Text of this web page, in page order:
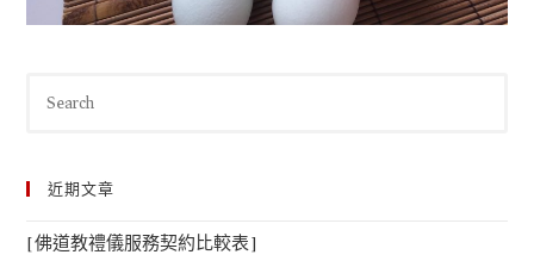
近期文章
[佛道教禮儀服務契約比較表]